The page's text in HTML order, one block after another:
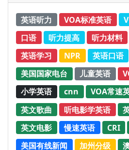
英语听力 VOA标准英语
口语
听力提高 听力材料
英语学习
NPR 英语口语
美国国家电台
儿童英语
小学英语
cnn VOA常速
英文歌曲
听电影学英语
英文电影
慢速英语 CRI
美国有线新闻
加州分级